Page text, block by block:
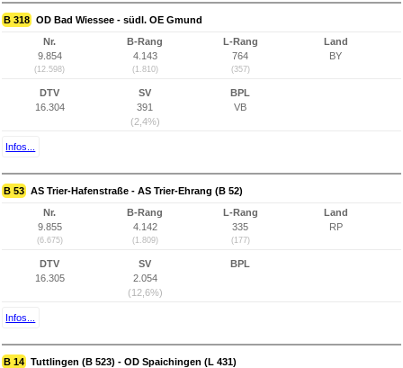
B 318 OD Bad Wiessee - südl. OE Gmund
Nr.
9.854
(12.598)
B-Rang
4.143
(1.810)
L-Rang
764
(357)
Land
BY
DTV
16.304
SV
391
(2,4%)
BPL
VB
Infos...
B 53 AS Trier-Hafenstraße - AS Trier-Ehrang (B 52)
Nr.
9.855
(6.675)
B-Rang
4.142
(1.809)
L-Rang
335
(177)
Land
RP
DTV
16.305
SV
2.054
(12,6%)
BPL
Infos...
B 14 Tuttlingen (B 523) - OD Spaichingen (L 431)